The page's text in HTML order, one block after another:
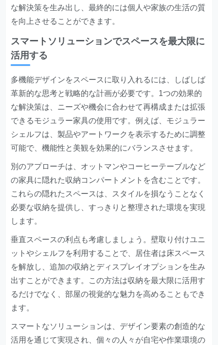
な解決策を生み出し、最終的には個人や家族の生活の質
を向上させることができます。
スマートソリューションでスペースを最大限に
活用する
多機能デザインをスペースに取り入れるには、しばしば
革新的な思考と戦略的な計画が必要です。1つの効果的
な解決策は、ニーズや機会に合わせて再構成または拡張
できるモジュラー家具の使用です。例えば、モジュラー
シェルフは、製品やアートワークを表示するために調整
可能で、機能性と美観を効果的にバランスさせます。
別のアプローチは、オットマンやコーヒーテーブルなど
の家具に隠れた収納コンパートメントを含むことです。
これらの隠れたスペースは、スタイルを損なうことなく
必要な収納を提供し、すっきりと整理された環境を実現
します。
垂直スペースの利点も考慮しましょう。壁取り付けユニ
ットやシェルフを利用することで、居住者は床スペース
を解放し、追加の収納とディスプレイオプションを生み
出すことができます。この方法は収納を最大限に活用す
るだけでなく、部屋の視覚的な魅力を高めることもでき
ます。
スマートなソリューションは、デザイン要素の創造的な
活用を通じて実現され、個々の人々が自宅や作業環境の